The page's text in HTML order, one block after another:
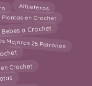
Alfileteros
en Crochet
a Crochet
Mejores 25 Patrones
Crochet